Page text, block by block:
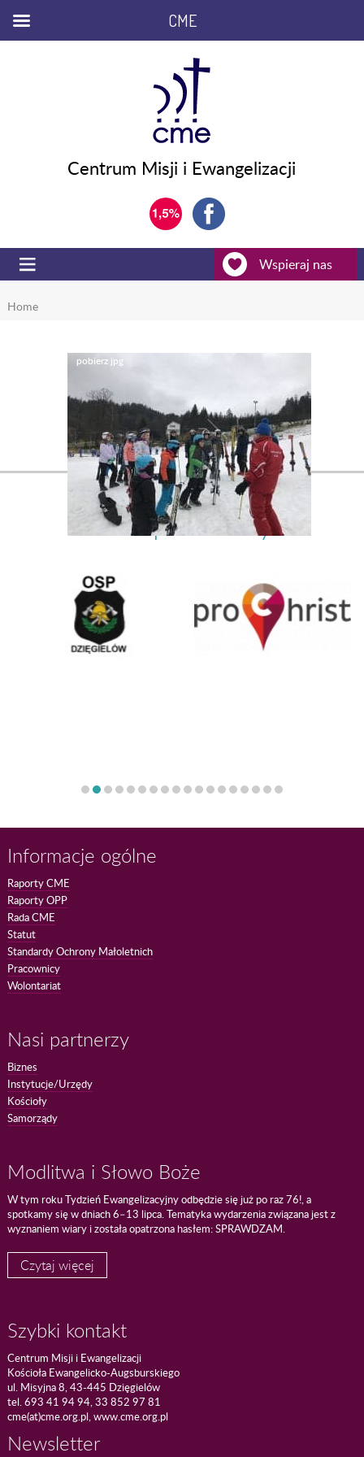
Centrum Misji i Ewangelizacji
Wspieraj nas
Home
Nasi partnerzy
Informacje ogólne
Raporty CME
Raporty OPP
Rada CME
Statut
Standardy Ochrony Małoletnich
Pracownicy
Wolontariat
Nasi partnerzy
Biznes
Instytucje/Urzędy
Kościoły
Samorządy
Modlitwa i Słowo Boże
W tym roku Tydzień Ewangelizacyjny odbędzie się już po raz 76!, a
spotkamy się w dniach 6–13 lipca. Tematyka wydarzenia związana jest z
wyznaniem wiary i została opatrzona hasłem: SPRAWDZAM.
Czytaj więcej
Szybki kontakt
Centrum Misji i Ewangelizacji
Kościoła Ewangelicko-Augsburskiego
ul. Misyjna 8, 43-445 Dzięgielów
tel. 693 41 94 94, 33 852 97 81
cme(at)cme.org.pl, www.cme.org.pl
Newsletter
CME